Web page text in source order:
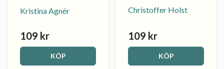
Kristina Agnér
109 kr
KÖP
Christoffer Holst
109 kr
KÖP